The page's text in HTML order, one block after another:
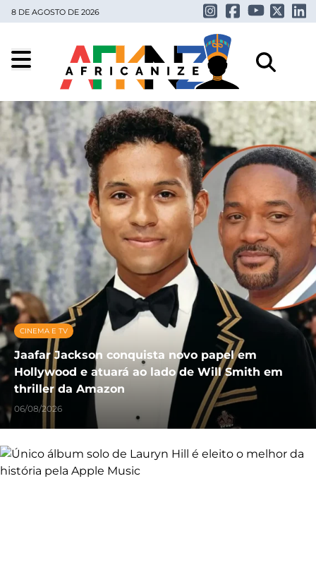
8 DE AGOSTO DE 2026
CINEMA E TV
Jaafar Jackson conquista novo papel em
Hollywood e atuará ao lado de Will Smith em
thriller da Amazon
06/08/2026